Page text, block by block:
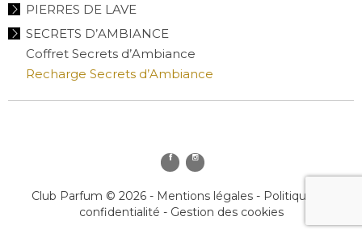
PIERRES DE LAVE
SECRETS D’AMBIANCE
Coffret Secrets d’Ambiance
Recharge Secrets d’Ambiance
Club Parfum © 2026 - Mentions légales- Politique de
confidentialité - Gestion des cookies